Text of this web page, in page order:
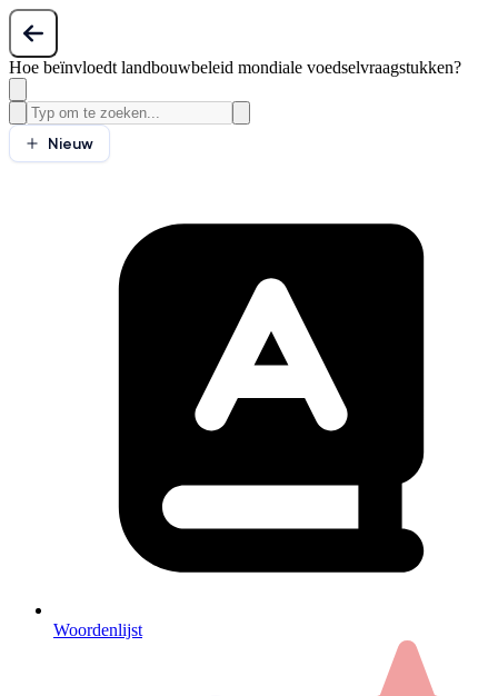
Hoe beïnvloedt landbouwbeleid mondiale voedselvraagstukken?
Nieuw
Woordenlijst